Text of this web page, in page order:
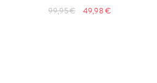
99,95 € 49,98 €